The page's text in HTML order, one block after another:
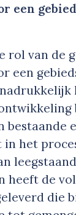
een
rol van de
een
bestaande
het
heeft de
die